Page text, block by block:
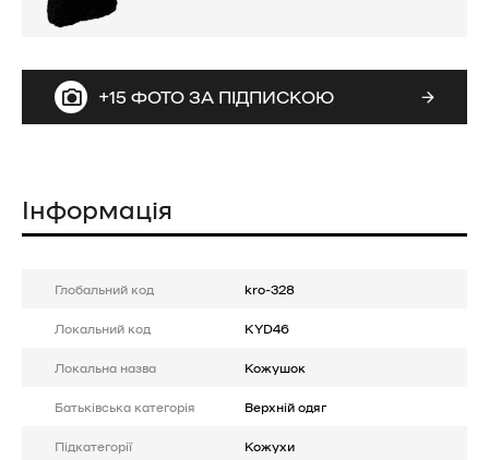
+15 ФОТО ЗА ПІДПИСКОЮ
Інформація
Глобальний код kro-328
Локальний код KYD46
Локальна назва Кожушок
Батькiвська категорія Верхній одяг
Підкатегорії Кожухи